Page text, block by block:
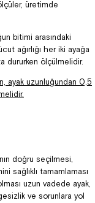
üretimde
bitimi arasındaki
ağırlığı her iki ayağa
dururken ölçülmelidir.
ayak uzunluğundan 0,5
doğru seçilmesi,
sağlıklı tamamlaması
uzun vadede ayak,
ve sorunlara yol